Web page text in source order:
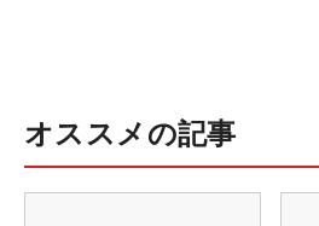
オススメの記事